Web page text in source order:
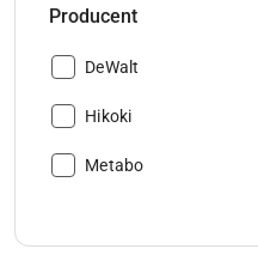
Producent
Producent:
DeWalt
Producent:
Hikoki
Producent:
Metabo